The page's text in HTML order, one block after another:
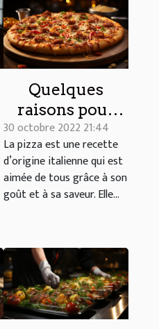
Quelques
raisons pour
lesquelles il
faut manger de
la pizza
30 octobre 2022 21:44
La pizza est une recette
d’origine italienne qui est
aimée de tous grâce à son
goût et à sa saveur. Elle...